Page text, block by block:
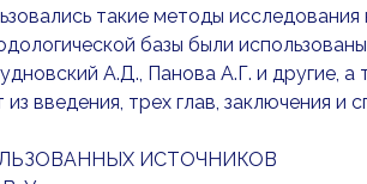
такие методы исследования
базы были
А.Д., Панова А.Г. и другие,
введения, трех глав, заключения и
ИСТОЧНИКОВ